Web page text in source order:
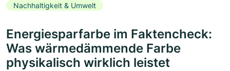
Nachhaltigkeit & Umwelt
Energiesparfarbe im Faktencheck:
Was wärmedämmende Farbe
physikalisch wirklich leistet